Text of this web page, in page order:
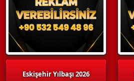
Eskişehir Yılbaşı 2026